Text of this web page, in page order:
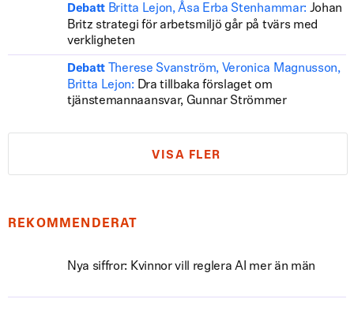
Debatt Britta Lejon, Åsa Erba Stenhammar: Johan
Britz strategi för arbetsmiljö går på tvärs med
verkligheten
Debatt
Therese Svanström, Veronica Magnusson,
Britta Lejon: Dra tillbaka förslaget om
tjänstemannaansvar, Gunnar Strömmer
VISA FLER
REKOMMENDERAT
Nya siffror: Kvinnor vill reglera AI mer än män